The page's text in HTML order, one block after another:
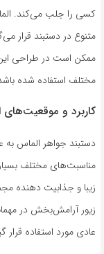
کسی را جلب می‌کند.
متنوع در دستبند قرار
ممکن است در طراحی
مختلف استفاده شده
کاربرد و موقعیت‌های
دستبند جواهر الماس به
مناسبت‌های مختلف
زیبا و جذابیت دهنده
زیور آرامش‌بخش در
عادی مورد استفاده قرار